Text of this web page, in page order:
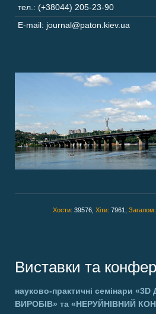
тел.: (+38044) 205-23-90
E-mail: journal@paton.kiev.ua
Хости: 39576, Хіти: 7961, Загалом:
Виставки та
науково-практичні семінари «3D
ВИРОБІВ» та «НЕРУЙНІВНИЙ